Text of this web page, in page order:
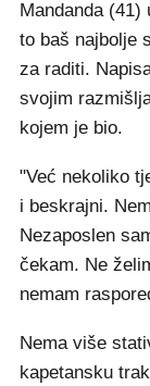
Mandanda
to baš najbolje
za raditi.
svojim
kojem je bio.
"Već nekoliko
i beskrajni.
Nezaposlen
čekam. Ne
nemam
Nema više
kapetansku